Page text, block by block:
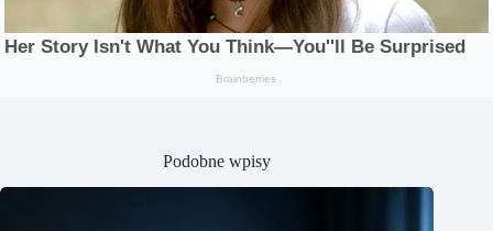
Podobne wpisy